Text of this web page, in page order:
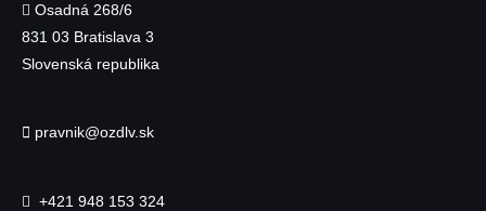
Osadná 268/6
831 03 Bratislava 3
Slovenská republika
pravnik@ozdlv.sk
+421 948 153 324